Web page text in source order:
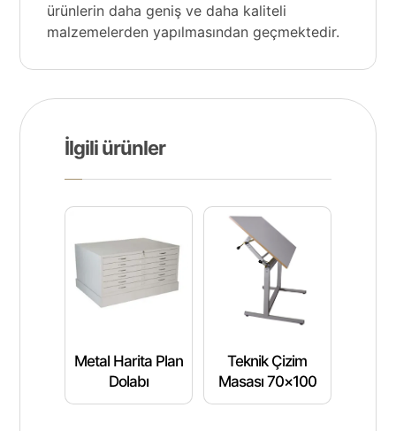
ürünlerin daha geniş ve daha kaliteli
malzemelerden yapılmasından geçmektedir.
İlgili ürünler
Metal Harita Plan
Dolabı
Teknik Çizim
Masası 70×100